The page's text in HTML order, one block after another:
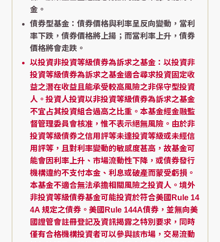
金。
債券型基金：債券價格與利率呈反向變動，當利
率下跌，債券價格將上揚；而當利率上升，債券
價格將會走跌。
以投資非投資等級債券為訴求之基金：以投資非
投資等級債券為訴求之基金適合尋求投資固定收
益之潛在收益且能承受較高風險之非保守型投資
人。投資人投資以非投資等級債券為訴求之基金
不宜占其投資組合過高之比重。本基金經金融監
督管理委員會核准，惟不表示絕無風險。由於非
投資等級債券之信用評等未達投資等級或未經信
用評等，且對利率變動的敏感度甚高，故基金可
能會因利率上升、市場流動性下降，或債券發行
機構違約不支付本金、利息或破產而蒙受虧損。
本基金不適合無法承擔相關風險之投資人。境外
非投資等級債券基金可能投資於符合美國Rule 14
4A 規定之債券。美國Rule 144A債券，並無向美
國證管會註冊登記及資訊揭露之特別要求，同時
僅有合格機構投資者可以參與該市場，交易流動